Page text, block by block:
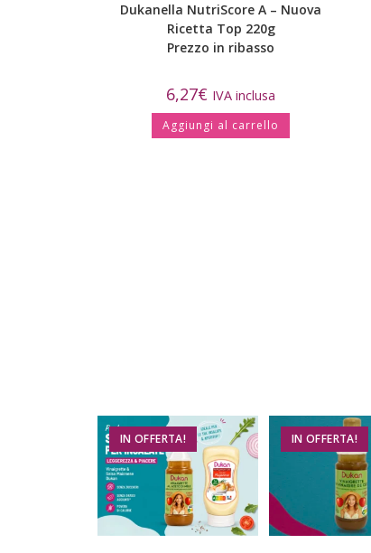
Dukanella NutriScore A – Nuova
Ricetta Top 220g
Prezzo in ribasso
6,27€ IVA inclusa
Aggiungi al carrello
IN OFFERTA! IN OFFERTA!